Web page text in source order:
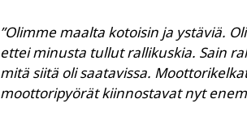
”Olimme maalta kotoisin ja ystäviä.
ettei minusta tullut rallikuskia. Sain
mitä siitä oli saatavissa.
moottoripyörät kiinnostavat nyt